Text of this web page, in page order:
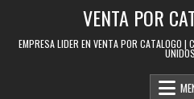
VENTA POR
EMPRESA LIDER EN VENTA POR CATALOGO |
UNIDOS